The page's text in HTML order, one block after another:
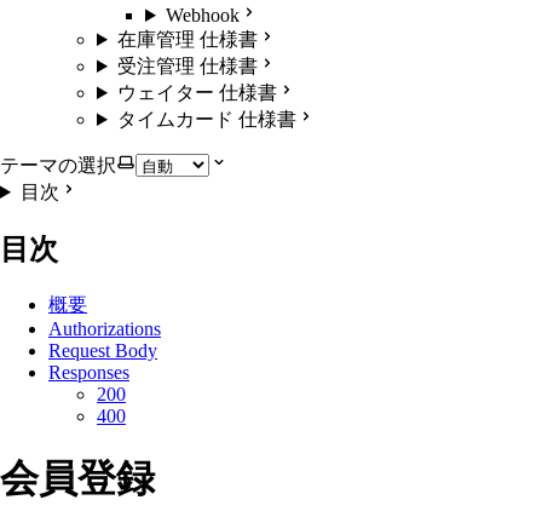
Webhook
在庫管理 仕様書
受注管理 仕様書
ウェイター 仕様書
タイムカード 仕様書
テーマの選択
目次
目次
概要
Authorizations
Request Body
Responses
200
400
会員登録